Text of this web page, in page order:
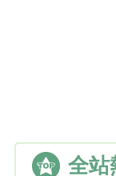
全站